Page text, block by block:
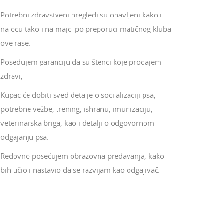
Potrebni zdravstveni pregledi su obavljeni kako i
na ocu tako i na majci po preporuci matičnog kluba
ove rase.
Posedujem garanciju da su štenci koje prodajem
zdravi,
Kupac će dobiti sved detalje o socijalizaciji psa,
potrebne vežbe, trening, ishranu, imunizaciju,
veterinarska briga, kao i detalji o odgovornom
odgajanju psa.
Redovno posećujem obrazovna predavanja, kako
bih učio i nastavio da se razvijam kao odgajivač.